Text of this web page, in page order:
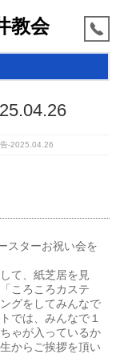
教会
-2025.04.26
スターお祝い会を
て、紙芝居を見
ころころカステ
グをしてみんなで
では、みんなで１
ゃが入っているか
からご挨拶を頂い